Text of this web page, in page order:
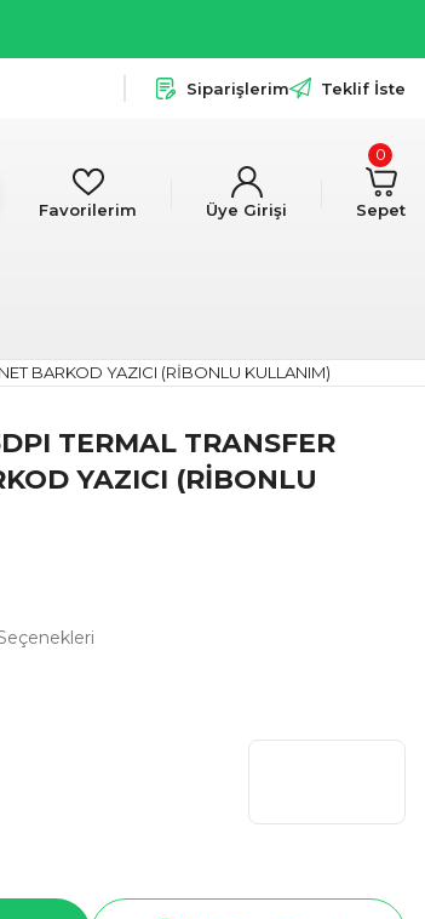
Siparişlerim Teklif İste
Favorilerim Üye Girişi Sepet
0
BARKOD YAZICI (RİBONLU KULLANIM)
TERMAL TRANSFER
YAZICI (RİBONLU